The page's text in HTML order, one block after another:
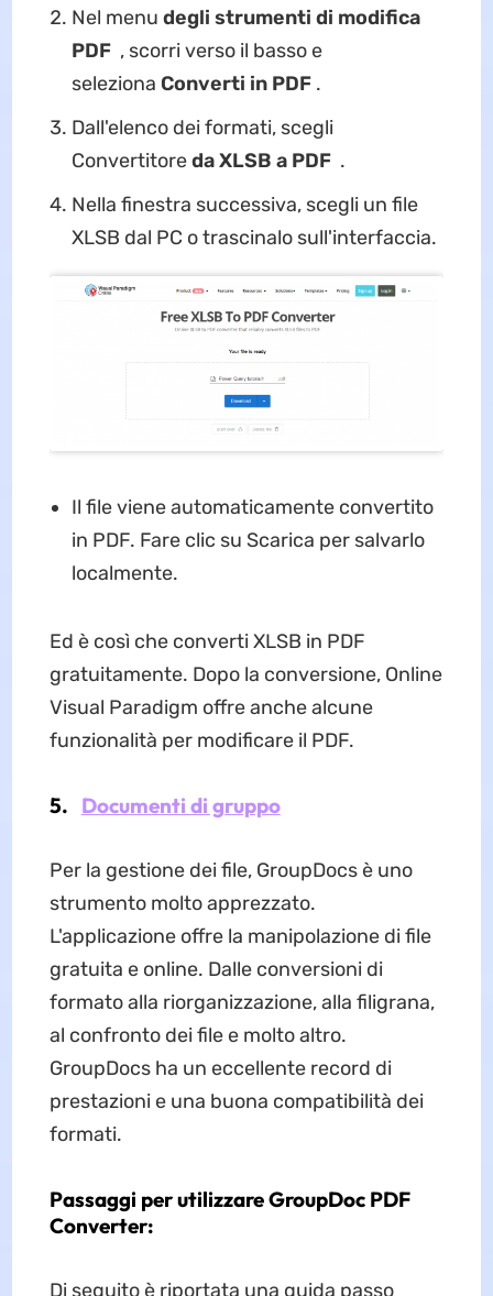
Nel menu degli strumenti di modifica
PDF, scorri verso il basso e
seleziona Converti in PDF.
Dall'elenco dei formati, scegli
Convertitoreda XLSB a PDF.
Nella finestra successiva, scegli un file
XLSB dal PC o trascinalo sull'interfaccia.
Il file viene automaticamente convertito
in PDF. Fare clic su Scarica per salvarlo
localmente.
Ed è così che converti XLSB in PDF
gratuitamente. Dopo la conversione, Online
Visual Paradigm offre anche alcune
funzionalità per modificare il PDF.
5. Documenti di gruppo
Per la gestione dei file, GroupDocs è uno
strumento molto apprezzato.
L'applicazione offre la manipolazione di file
gratuita e online. Dalle conversioni di
formato alla riorganizzazione, alla filigrana,
al confronto dei file e molto altro.
GroupDocs ha un eccellente record di
prestazioni e una buona compatibilità dei
formati.
Passaggi per utilizzare GroupDoc PDF
Converter:
Di seguito è riportata una guida passo